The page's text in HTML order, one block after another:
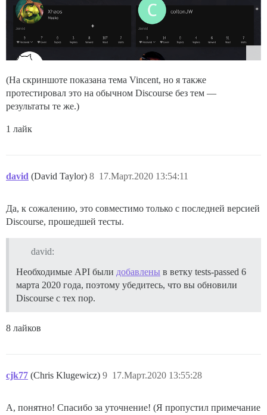
(На скриншоте показана тема Vincent, но я также
протестировал это на обычном Discourse без тем —
результаты те же.)
1 лайк
david (David Taylor) 17.Март.2020 13:54:11
8
Да, к сожалению, это совместимо только с последней версией
Discourse, прошедшей тесты.
david:
Необходимые API были добавлены в ветку tests-passed 6
марта 2020 года, поэтому убедитесь, что вы обновили
Discourse с тех пор.
8 лайков
cjk77 (Chris Klugewicz) 17.Март.2020 13:55:28
9
А, понятно! Спасибо за уточнение! (Я пропустил примечание